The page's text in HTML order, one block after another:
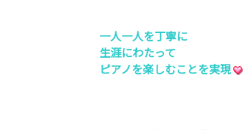
一人一人を丁寧に
生涯にわたって
ピアノを楽しむことを実現